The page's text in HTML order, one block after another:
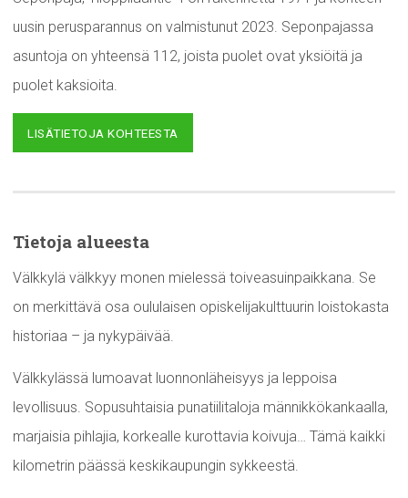
uusin perusparannus on valmistunut 2023. Seponpajassa
asuntoja on yhteensä 112, joista puolet ovat yksiöitä ja
puolet kaksioita.
LISÄTIETOJA KOHTEESTA
Tietoja alueesta
Välkkylä välkkyy monen mielessä toiveasuinpaikkana. Se
on merkittävä osa oululaisen opiskelijakulttuurin loistokasta
historiaa – ja nykypäivää.
Välkkylässä lumoavat luonnonläheisyys ja leppoisa
levollisuus. Sopusuhtaisia punatiilitaloja männikkökankaalla,
marjaisia pihlajia, korkealle kurottavia koivuja… Tämä kaikki
kilometrin päässä keskikaupungin sykkeestä.